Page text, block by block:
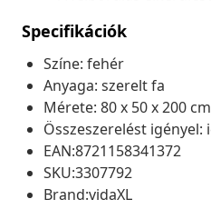
Specifikációk
Színe: fehér
Anyaga: szerelt fa
Mérete: 80 x 50 x 200
Összeszerelést igényel:
EAN:8721158341372
SKU:3307792
Brand:vidaXL